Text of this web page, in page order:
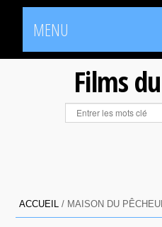
MENU
Films
ACCUEIL / MAISON DU